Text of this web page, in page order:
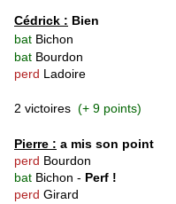
Cédrick : Bien
bat Bichon
bat Bourdon
perd Ladoire
2 victoires (+ 9 points)
Pierre : a mis son point
perd Bourdon
bat Bichon - Perf !
perd Girard